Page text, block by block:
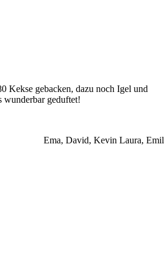
Kekse gebacken, dazu noch Igel und
wunderbar geduftet!
Ema, David, Kevin Laura, Emil